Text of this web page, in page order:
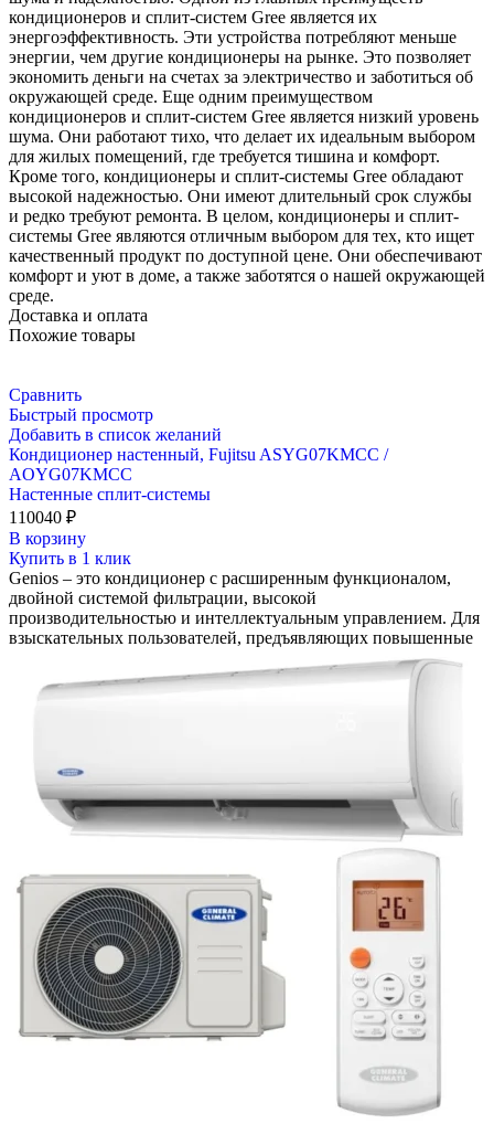
кондиционеров и сплит-систем Gree является их
энергоэффективность. Эти устройства потребляют меньше
энергии, чем другие кондиционеры на рынке. Это позволяет
экономить деньги на счетах за электричество и заботиться об
окружающей среде. Еще одним преимуществом
кондиционеров и сплит-систем Gree является низкий уровень
шума. Они работают тихо, что делает их идеальным выбором
для жилых помещений, где требуется тишина и комфорт.
Кроме того, кондиционеры и сплит-системы Gree обладают
высокой надежностью. Они имеют длительный срок службы
и редко требуют ремонта. В целом, кондиционеры и сплит-
системы Gree являются отличным выбором для тех, кто ищет
качественный продукт по доступной цене. Они обеспечивают
комфорт и уют в доме, а также заботятся о нашей окружающей
среде.
Доставка и оплата
Похожие товары
Сравнить
Быстрый просмотр
Добавить в список желаний
Кондиционер настенный, Fujitsu ASYG07KMCC /
AOYG07KMCC
Настенные сплит-системы
110040 ₽
В корзину
Купить в 1 клик
Genios – это кондиционер с расширенным функционалом,
двойной системой фильтрации, высокой
производительностью и интеллектуальным управлением. Для
взыскательных пользователей, предъявляющих повышенные